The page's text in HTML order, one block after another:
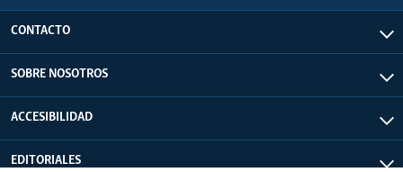
CONTACTO
SOBRE NOSOTROS
ACCESIBILIDAD
EDITORIALES